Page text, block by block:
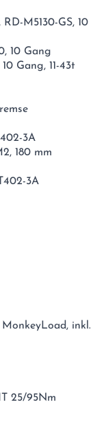
M5130-GS, 10
10 Gang
Gang, 11-43t
3A
180 mm
3A
inkl.
25/95Nm